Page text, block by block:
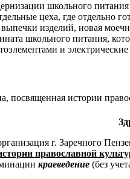
школьного
цеха, где отдельно
изделий, новая
школьного питания,
и
посвященная истории
г. Заречного
православной
краеведение (без